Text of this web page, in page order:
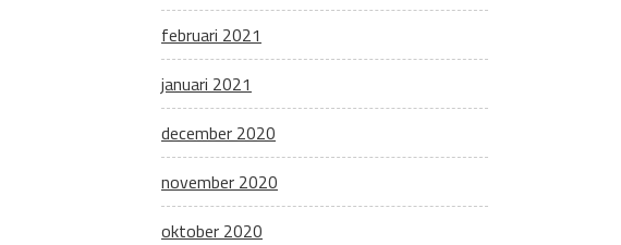
februari 2021
januari 2021
december 2020
november 2020
oktober 2020